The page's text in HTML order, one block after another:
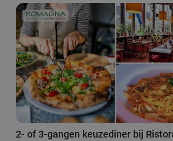
2- of 3-gangen keuzediner bij